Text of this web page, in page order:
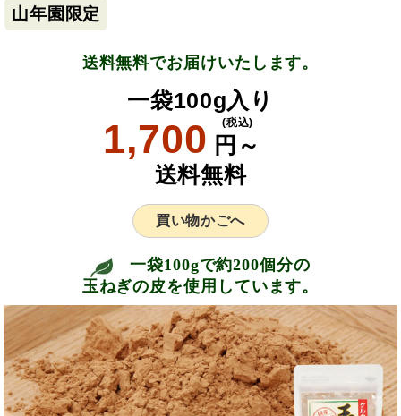
山年園限定
送料無料でお届けいたします。
一袋100g入り
1,700 円～
(税込)
送料無料
買い物かごへ
一袋100gで約200個分の
玉ねぎの皮を使用しています。